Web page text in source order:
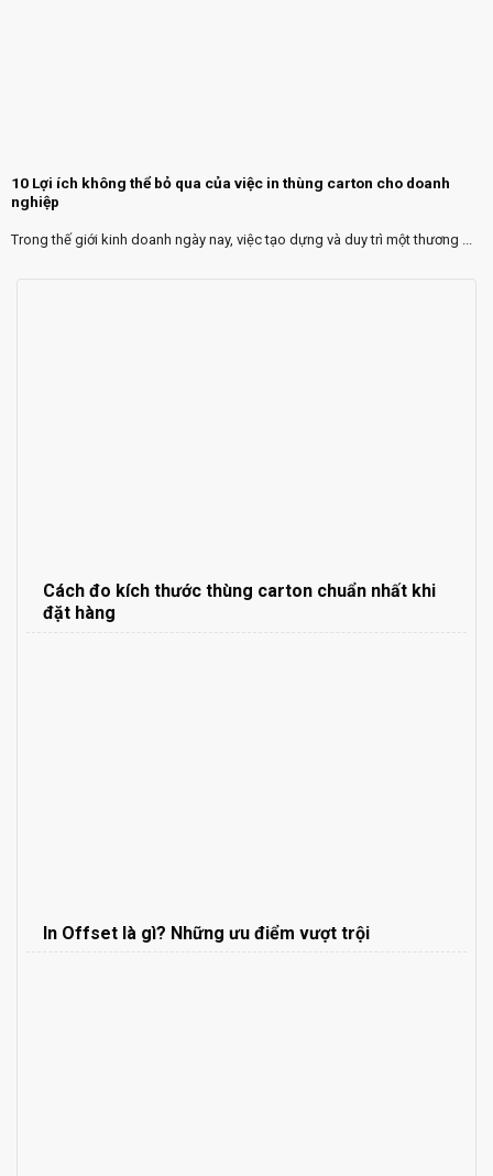
10 Lợi ích không thể bỏ qua của việc in thùng carton cho doanh
nghiệp
Trong thế giới kinh doanh ngày nay, việc tạo dựng và duy trì một thương ...
Cách đo kích thước thùng carton chuẩn nhất khi
đặt hàng
In Offset là gì? Những ưu điểm vượt trội